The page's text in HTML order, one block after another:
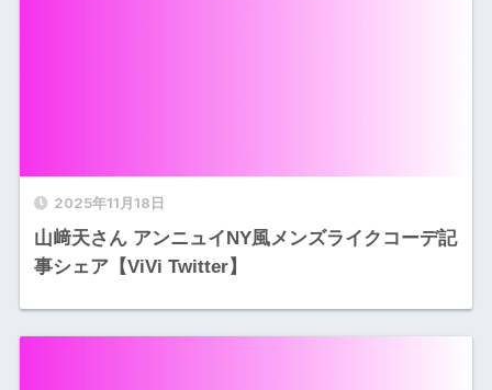
2025年11月18日
山﨑天さん アンニュイNY風メンズライクコーデ記
事シェア【ViVi Twitter】